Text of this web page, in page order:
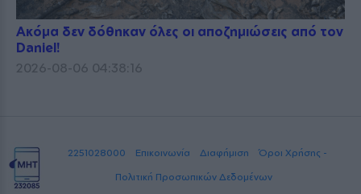
Ακόμα δεν δόθηκαν όλες οι αποζημιώσεις από τον
Daniel!
2026-08-06 04:38:16
2251028000 Επικοινωνία Διαφήμιση
Όροι Χρήσης -
Πολιτική Προσωπικών Δεδομένων